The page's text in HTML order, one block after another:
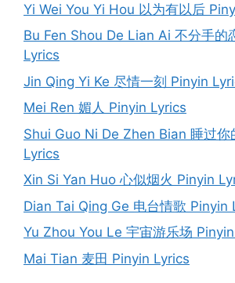
Yi Wei You Yi Hou 以为有以后
Bu Fen Shou De Lian Ai 不分手的
Lyrics
Jin Qing Yi Ke 尽情一刻 Pinyin
Mei Ren 媚人 Pinyin Lyrics
Shui Guo Ni De Zhen Bian 睡过你
Lyrics
Xin Si Yan Huo 心似烟火 Pinyin
Dian Tai Qing Ge 电台情歌 Pinyin
Yu Zhou You Le 宇宙游乐场
Mai Tian 麦田 Pinyin Lyrics